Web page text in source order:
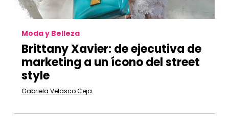
Moda y Belleza
Brittany Xavier: de ejecutiva de
marketing a un ícono del street
style
Gabriela Velasco Ceja